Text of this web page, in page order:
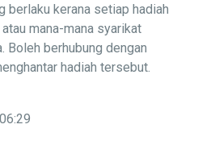
berlaku kerana setiap hadiah
mana-mana syarikat
Boleh berhubung dengan
hadiah tersebut.